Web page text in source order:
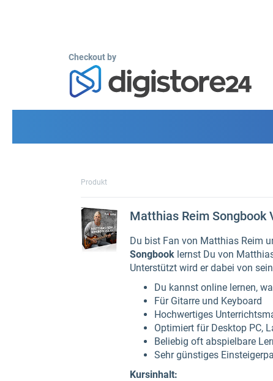
Checkout by
Produkt
Matthias Reim Songbook
Du bist Fan von Matthias Reim
Songbook lernst Du von
Unterstützt wird er dabei von
Du kannst online lernen,
Für Gitarre und Keyboard
Hochwertiges
Optimiert für Desktop PC,
Beliebig oft abspielbare
Sehr günstiges
Kursinhalt: